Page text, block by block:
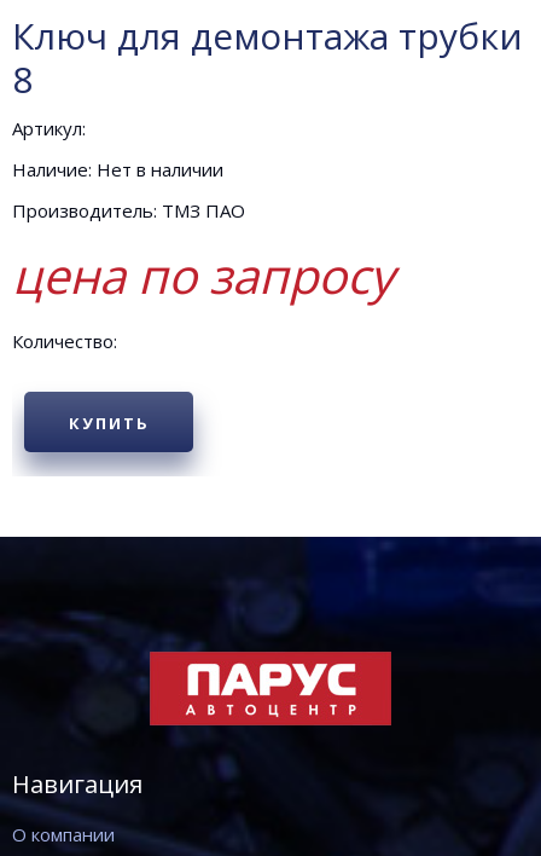
Ключ для демонтажа трубки
8
Артикул:
Наличие: Нет в наличии
Производитель: ТМЗ ПАО
цена по запросу
Количество:
КУПИТЬ
Навигация
О компании